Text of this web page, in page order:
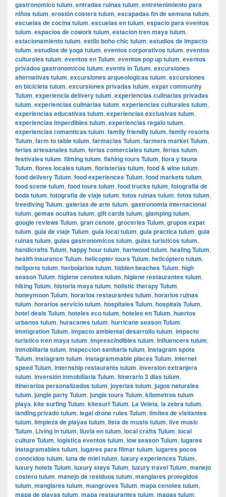
gastronomico tulum, entradas ruinas tulum, entretenimiento para
niños tulum, erosión costera tulum, escapadas fin de semana tulum,
escuelas de cocina tulum, escuelas en tulum, espacio para eventos
tulum, espacios de cowork tulum, estacion tren maya tulum,
estacionamiento tulum, estilo boho chic tulum, estudios de impacto
tulum, estudios de yoga tulum, eventos corporativos tulum, eventos
culturales tulum, eventos en Tulum, eventos pop up tulum, eventos
privados gastronomicos tulum, events in Tulum, excursiones
alternativas tulum, excursiones arqueologicas tulum, excursiones
en bicicleta tulum, excursiones privadas tulum, expat community
Tulum, experiencia delivery tulum, experiencias culinarias privadas
tulum, experiencias culinarias tulum, experiencias culturales tulum,
experiencias educativas tulum, experiencias exclusivas tulum,
experiencias imperdibles tulum, experiencias regalo tulum,
experiencias romanticas tulum, family friendly tulum, family resorts
Tulum, farm to table tulum, farmacias Tulum, farmers market Tulum,
ferias artesanales tulum, ferias comerciales tulum, ferias tulum,
festivales tulum, filming tulum, fishing tours Tulum, flora y fauna
Tulum, flores locales tulum, floristerias tulum, food & wine tulum,
food delivery Tulum, food experiences Tulum, food markets tulum,
food scene tulum, food tours tulum, food trucks tulum, fotografia de
boda tulum, fotografia de viaje tulum, fotos ruinas tulum, fotos tulum,
freediving Tulum, galerias de arte tulum, gastronomia internacional
tulum, gemas ocultas tulum, gift cards tulum, glamping tulum,
google reviews Tulum, gran cenote, groceries Tulum, grupos expat
tulum, guía de viaje Tulum, guía local tulum, guia practica tulum, guia
ruinas tulum, guias gastronomicos tulum, guias turisticos tulum,
handicrafts Tulum, happy hour tulum, hartwood tulum, healing Tulum,
health insurance Tulum, helicopter tours Tulum, helicóptero tulum,
heliports tulum, herbolarios tulum, hidden beaches Tulum, high
season Tulum, higiene cenotes tulum, higiene restaurantes tulum,
hiking Tulum, historia maya tulum, holistic therapy Tulum,
honeymoon Tulum, horarios restaurantes tulum, horarios ruinas
tulum, horarios servicio tulum, hospitales Tulum, hospitals Tulum,
hotel deals Tulum, hoteles eco tulum, hoteles en Tulum, huertos
urbanos tulum, huracanes tulum, hurricane season Tulum,
immigration Tulum, impacto ambiental desarrollo tulum, impacto
turistico tren maya tulum, imprescindibles tulum, Influencers tulum,
inmobiliaria tulum, inspeccion sanitaria tulum, Instagram spots
Tulum, instagram tulum, instagrammable places Tulum, internet
speed Tulum, internship restaurants tulum, inversion extranjera
tulum, inversión inmobiliaria Tulum, itinerario 3 dias tulum,
itinerarios personalizados tulum, joyerias tulum, jugos naturales
tulum, jungle party Tulum, jungle tours Tulum, kilometros tulum
playa, kite surfing Tulum, kitesurf Tulum, La Veleta, la zebra tulum,
landing privado tulum, legal drone rules Tulum, límites de visitantes
tulum, limpieza de playas tulum, lista de musts tulum, live music
Tulum, Living in tulum, lluvia en tulum, local crafts Tulum, local
culture Tulum, logística eventos tulum, low season Tulum, lugares
instagramables tulum, lugares para filmar tulum, lugares pocos
conocidos tulum, luna de miel tulum, luxury experiences Tulum,
luxury hotels Tulum, luxury stays Tulum, luxury travel Tulum, manejo
costero tulum, manejo de residuos tulum, manglares protegidos
tulum, manglares tulum, mangroves Tulum, mapa cenotes tulum,
mapa de playas tulum, mapa restaurantes tulum, mapas tulum,